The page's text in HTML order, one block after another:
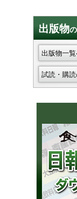
出版物
出版物一
試読・購